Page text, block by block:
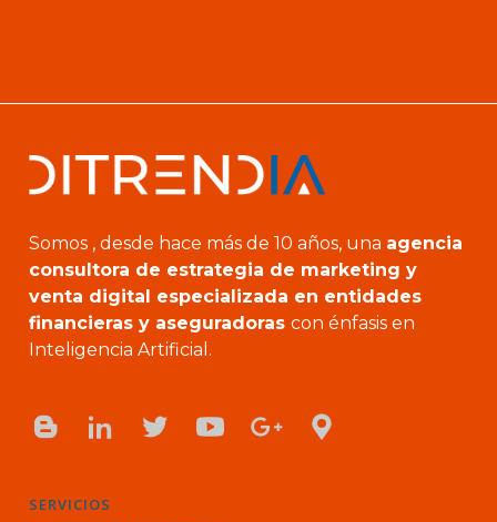
Somos , desde hace más de 10 años, una agencia
consultora de estrategia de marketing y
venta digital especializada en entidades
financieras y aseguradoras con énfasis en
Inteligencia Artificial.
SERVICIOS